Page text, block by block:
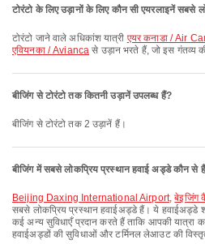
टोरंटो के लिए उड़ानों के लिए कौन सी एयरलाइनें सबसे
टोरंटो जाने वाले अधिकांश यात्री एयर कनाडा / Air
एवियनका / Avianca से उड़ान भरते हैं, जो इस गंतव्य
बीजिंग से टोरंटो तक कितनी उड़ानें उपलब्ध हैं?
बीजिंग से टोरंटो तक 2 उड़ानें हैं।
बीजिंग में सबसे लोकप्रिय प्रस्थान हवाई अड्डे कौन से
Beijing Daxing International Airport,बेइजिंग
सबसे लोकप्रिय प्रस्थान हवाईअड्डे हैं। ये हवाईअड्डे
कई अन्य सुविधाएँ प्रदान करते हैं ताकि आपकी
हवाईअड्डों की सुविधाओं और टर्मिनल लेआउट की